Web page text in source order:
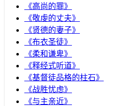
《高尚的罪》
《敬虔的丈夫》
《贤德的妻子》
《布衣圣徒》
《柔和谦卑》
《释经式听道》
《基督徒品格的柱石》
《战胜忧虑》
《与主亲近》